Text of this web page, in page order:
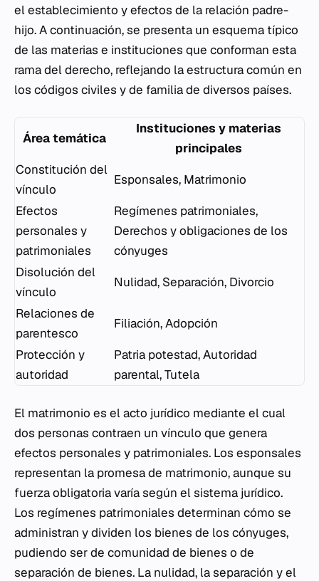
el establecimiento y efectos de la relación padre-
hijo. A continuación, se presenta un esquema típico
de las materias e instituciones que conforman esta
rama del derecho, reflejando la estructura común en
los códigos civiles y de familia de diversos países.
Área temática
Instituciones y materias
principales
Constitución del
vínculo
Esponsales, Matrimonio
Efectos
personales y
patrimoniales
Regímenes patrimoniales,
Derechos y obligaciones de los
cónyuges
Disolución del
vínculo
Nulidad, Separación, Divorcio
Relaciones de
parentesco
Filiación, Adopción
Protección y
autoridad
Patria potestad, Autoridad
parental, Tutela
El matrimonio es el acto jurídico mediante el cual
dos personas contraen un vínculo que genera
efectos personales y patrimoniales. Los esponsales
representan la promesa de matrimonio, aunque su
fuerza obligatoria varía según el sistema jurídico.
Los regímenes patrimoniales determinan cómo se
administran y dividen los bienes de los cónyuges,
pudiendo ser de comunidad de bienes o de
separación de bienes. La nulidad, la separación y el